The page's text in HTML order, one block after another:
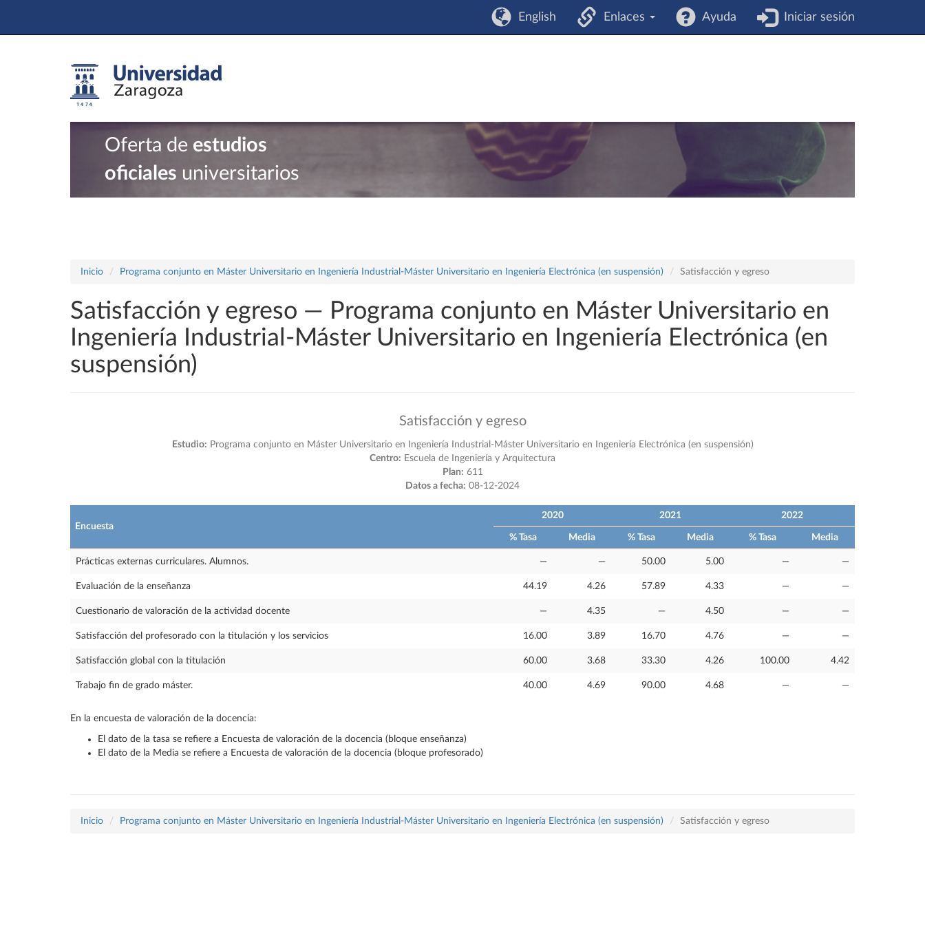
English Enlaces Ayuda Iniciar sesión
Oferta de estudios
oficiales universitarios
Inicio Programa conjunto en Máster Universitario en Ingeniería Industrial-Máster Universitario en Ingeniería Electrónica (en suspensión) Satisfacción y egreso
Satisfacción y egreso — Programa conjunto en Máster Universitario en
Ingeniería Industrial-Máster Universitario en Ingeniería Electrónica (en
suspensión)
Satisfacción y egreso
Estudio: Programa conjunto en Máster Universitario en Ingeniería Industrial-Máster Universitario en Ingeniería Electrónica (en suspensión)
Centro: Escuela de Ingeniería y Arquitectura
Plan: 611
Datos a fecha: 08-12-2024
Encuesta
2020 2021 2022
% Tasa Media % Tasa Media % Tasa Media
Prácticas externas curriculares. Alumnos. — — 50.00 5.00 — —
Evaluación de la enseñanza 44.19 4.26 57.89 4.33 — —
Cuestionario de valoración de la actividad docente — 4.35 — 4.50 — —
Satisfacción del profesorado con la titulación y los servicios 16.00 3.89 16.70 4.76 — —
Satisfacción global con la titulación 60.00 3.68 33.30 4.26 100.00 4.42
Trabajo fin de grado máster. 40.00 4.69 90.00 4.68 — —
En la encuesta de valoración de la docencia:
El dato de la tasa se refiere a Encuesta de valoración de la docencia (bloque enseñanza)
El dato de la Media se refiere a Encuesta de valoración de la docencia (bloque profesorado)
Inicio Programa conjunto en Máster Universitario en Ingeniería Industrial-Máster Universitario en Ingeniería Electrónica (en suspensión) Satisfacción y egreso